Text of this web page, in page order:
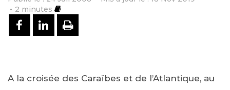
2 minutes
PARTAGER SUR FACEBOOK
PARTAGER SUR LINKEDIN
IMPRIMER
A la croisée des Caraïbes et de l’Atlantique, au